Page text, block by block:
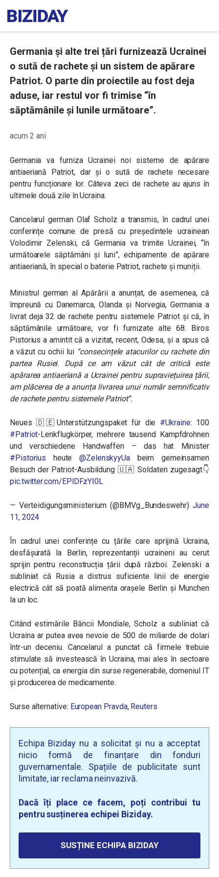
Germania și alte trei țări furnizează Ucrainei
o sută de rachete și un sistem de apărare
Patriot. O parte din proiectile au fost deja
aduse, iar restul vor fi trimise “în
săptămânile și lunile următoare”.
acum 2 ani
Germania va furniza Ucrainei noi sisteme de apărare
antiaeriană Patriot, dar și o sută de rachete necesare
pentru funcționare lor. Câteva zeci de rachete au ajuns în
ultimele două zile în Ucraina.
Cancelarul german Olaf Scholz a transmis, în cadrul unei
conferințe comune de presă cu președintele ucrainean
Volodimir Zelenski, că Germania va trimite Ucrainei, “în
următoarele săptămâni și luni”, echipamente de apărare
antiaeriană, în special o baterie Patriot, rachete și muniții.
Ministrul german al Apărării a anunțat, de asemenea, că
împreună cu Danemarca, Olanda și Norvegia, Germania a
livrat deja 32 de rachete pentru sistemele Patriot și că, în
săptămânile următoare, vor fi furnizate alte 68. Biros
Pistorius a amintit că a vizitat, recent, Odesa, și a spus că
a văzut cu ochii lui “consecințele atacurilor cu rachete din
partea Rusiei. După ce am văzut cât de critică este
apărarea antiaeriană a Ucrainei pentru supraviețuirea țării,
am plăcerea de a anunța livrarea unui număr semnificativ
de rachete pentru sistemele Patriot”.
Neues 🇩🇪Unterstützungspaket für die #Ukraine: 100
#Patriot-Lenkflugkörper, mehrere tausend Kampfdrohnen
und verschiedene Handwaffen – das hat Minister
#Pistorius heute @ZelenskyyUa beim gemeinsamen
Besuch der Patriot-Ausbildung 🇺🇦 Soldaten zugesagt👇
pic.twitter.com/EPlDFzYI0L
— Verteidigungsministerium (@BMVg_Bundeswehr)June
11, 2024
În cadrul unei conferințe cu țările care sprijină Ucraina,
desfășurată la Berlin, reprezentanții ucraineni au cerut
sprijin pentru reconstrucția țării după război. Zelenski a
subliniat că Rusia a distrus suficiente linii de energie
electrică cât să poată alimenta orașele Berlin și Munchen
la un loc.
Citând estimările Băncii Mondiale, Scholz a subliniat că
Ucraina ar putea avea nevoie de 500 de miliarde de dolari
într-un deceniu. Cancelarul a punctat că firmele trebuie
stimulate să investească în Ucraina, mai ales în sectoare
cu potențial, ca energia din surse regenerabile, domeniul IT
și producerea de medicamente.
Surse alternative: European Pravda, Reuters
Echipa Biziday nu a solicitat și nu a acceptat
nicio formă de finanțare din fonduri
guvernamentale. Spațiile de publicitate sunt
limitate, iar reclama neinvazivă.
Dacă îți place ce facem, poți contribui tu
pentru susținerea echipei Biziday.
SUSȚINE ECHIPA BIZIDAY